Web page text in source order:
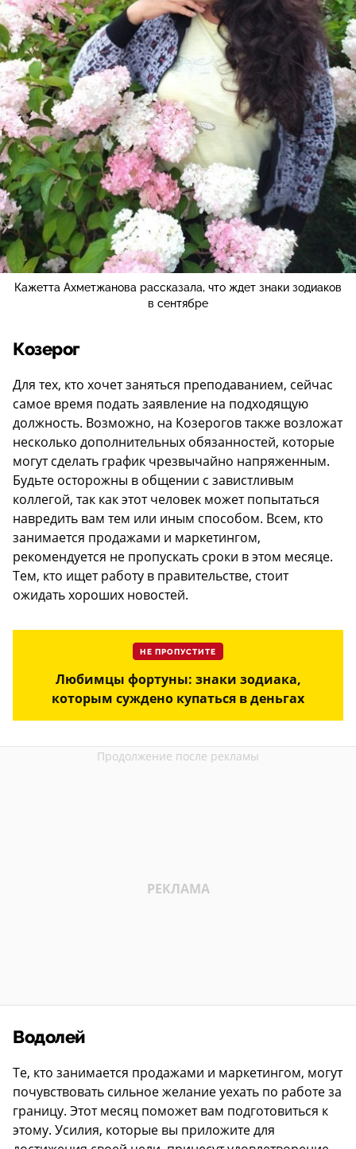
Кажетта Ахметжанова рассказала, что ждет знаки зодиаков
в сентябре
Козерог
Для тех, кто хочет заняться преподаванием, сейчас
самое время подать заявление на подходящую
должность. Возможно, на Козерогов также возложат
несколько дополнительных обязанностей, которые
могут сделать график чрезвычайно напряженным.
Будьте осторожны в общении с завистливым
коллегой, так как этот человек может попытаться
навредить вам тем или иным способом. Всем, кто
занимается продажами и маркетингом,
рекомендуется не пропускать сроки в этом месяце.
Тем, кто ищет работу в правительстве, стоит
ожидать хороших новостей.
НЕ ПРОПУСТИТЕ
Любимцы фортуны: знаки зодиака,
которым суждено купаться в деньгах
Водолей
Те, кто занимается продажами и маркетингом, могут
почувствовать сильное желание уехать по работе за
границу. Этот месяц поможет вам подготовиться к
этому. Усилия, которые вы приложите для